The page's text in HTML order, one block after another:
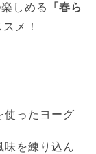
しめる
「春ら
メ！
使ったヨーグ
味を練り込ん